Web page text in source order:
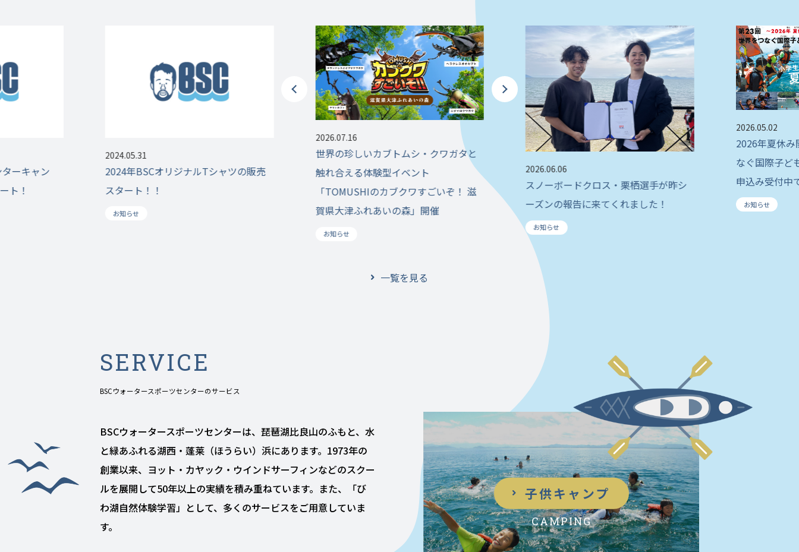
ーキャン
ト！
2024.05.31
2024年BSCオリジナルTシャツの販売
スタート！！
お知らせ
2026.07.16
世界の珍しいカブトムシ・クワガタと
触れ合える体験型イベント
「TOMUSHIのカブクワすごいぞ！ 滋
賀県大津ふれあいの森」開催
お知らせ
2026.06.06
スノーボードクロス・栗栖選手が昨シ
ーズンの報告に来てくれました！
お知らせ
2026.05.02
2026年夏休
なぐ国際子ど
申込み受付中
お知らせ
一覧を見る
SERVICE
BSCウォータースポーツセンターのサービス
BSCウォータースポーツセンターは、琵琶湖比良山のふもと、水
と緑あふれる湖西・蓬莱（ほうらい）浜にあります。1973年の
創業以来、ヨット・カヤック・ウインドサーフィンなどのスクー
ルを展開して50年以上の実績を積み重ねています。また、「び
わ湖自然体験学習」として、多くのサービスをご用意していま
す。
子供キャンプ
CAMPING